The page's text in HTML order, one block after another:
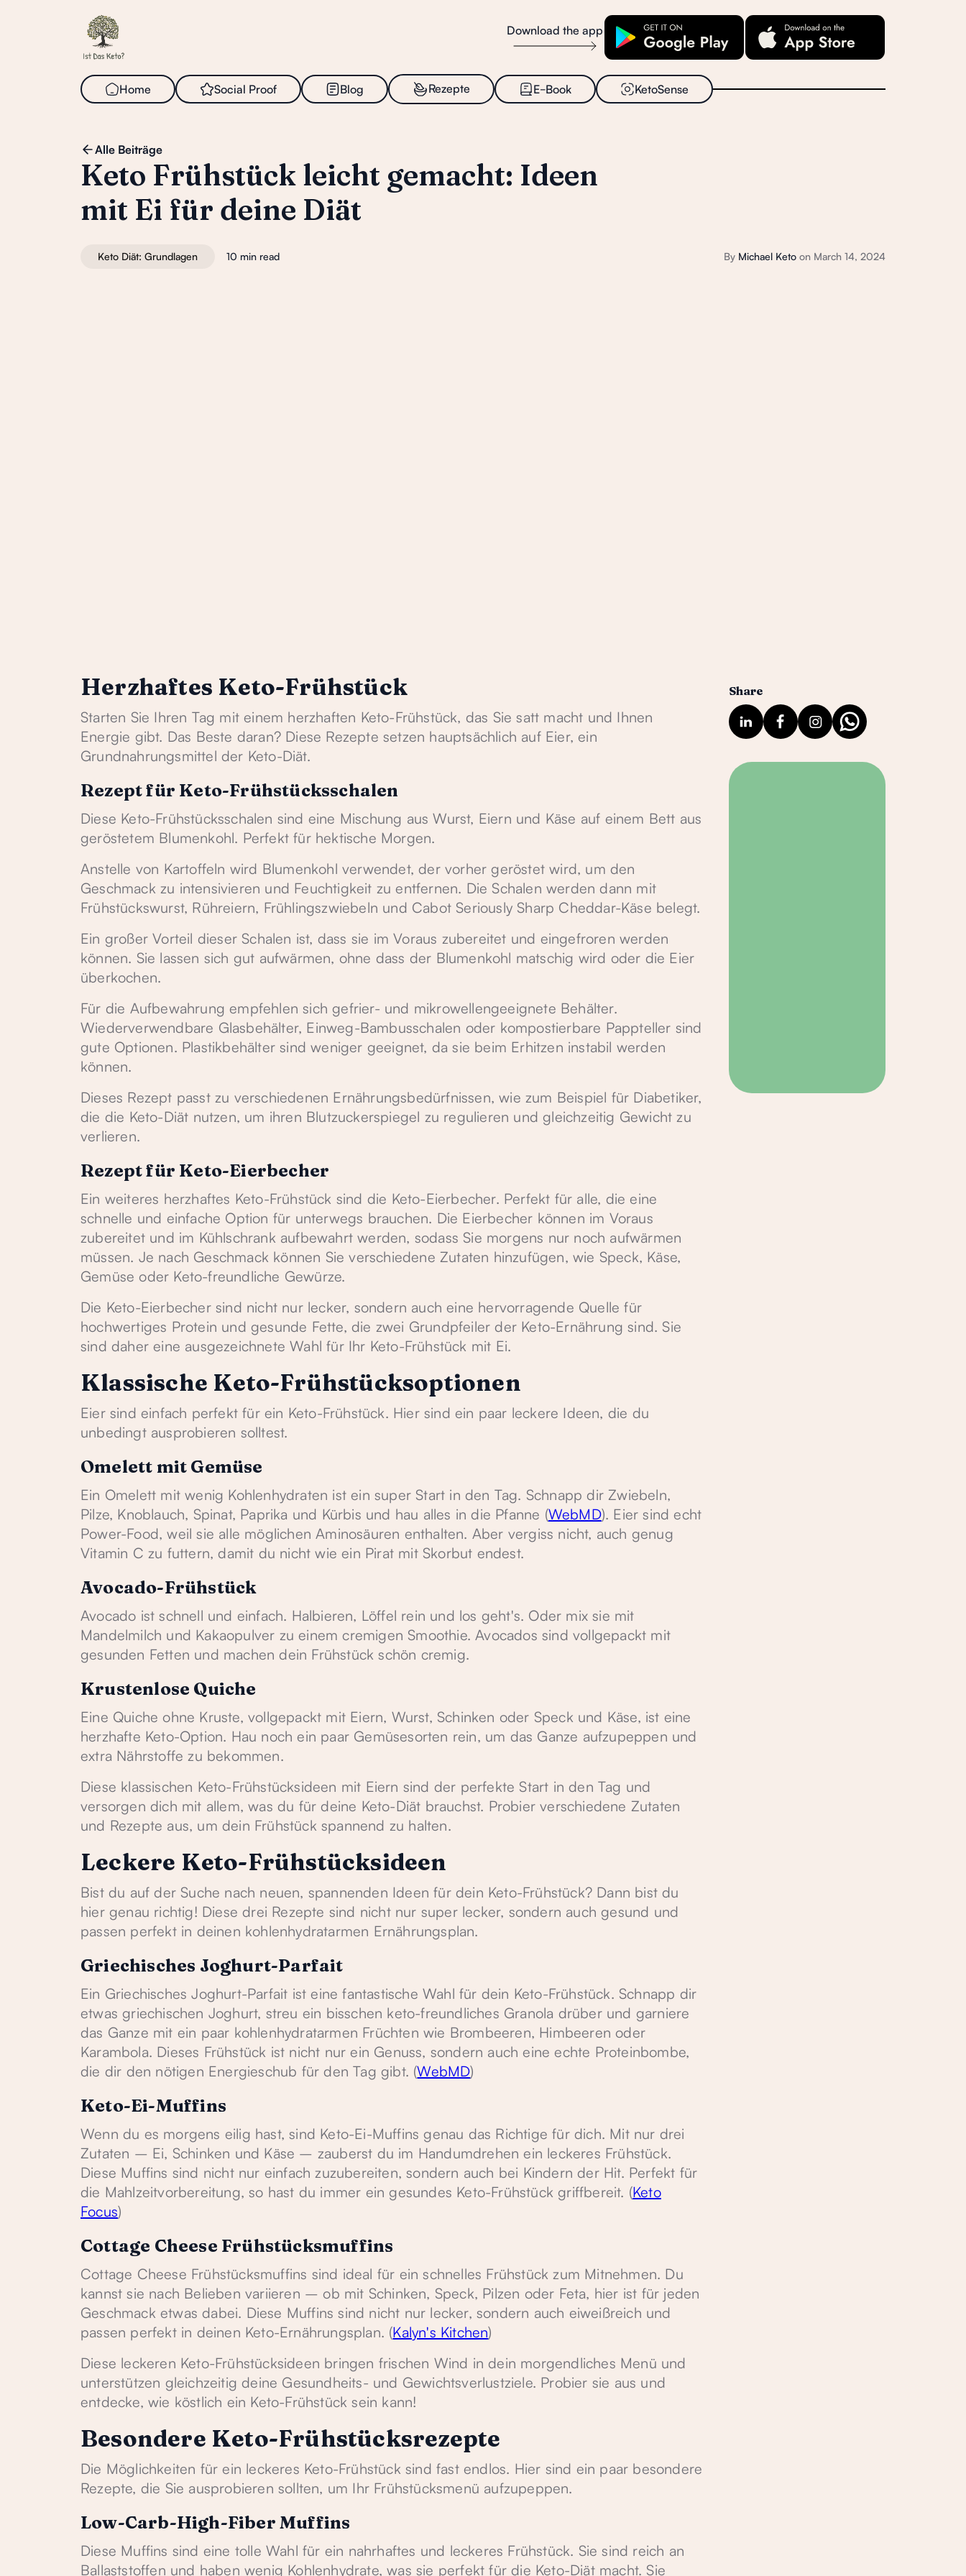
Download the app
Home Social Proof Blog Rezepte E Book KetoSense
Alle Beiträge
Keto Frühstück leicht gemacht: Ideen
mit Ei für deine Diät
Keto Diät: Grundlagen 10 min read By Michael Keto on March 14, 2024
Herzhaftes Keto-Frühstück
Starten Sie Ihren Tag mit einem herzhaften Keto-Frühstück, das Sie satt macht und Ihnen
Energie gibt. Das Beste daran? Diese Rezepte setzen hauptsächlich auf Eier, ein
Grundnahrungsmittel der Keto-Diät.
Rezept für Keto-Frühstücksschalen
Diese Keto-Frühstücksschalen sind eine Mischung aus Wurst, Eiern und Käse auf einem Bett aus
geröstetem Blumenkohl. Perfekt für hektische Morgen.
Anstelle von Kartoffeln wird Blumenkohl verwendet, der vorher geröstet wird, um den
Geschmack zu intensivieren und Feuchtigkeit zu entfernen. Die Schalen werden dann mit
Frühstückswurst, Rühreiern, Frühlingszwiebeln und Cabot Seriously Sharp Cheddar-Käse belegt.
Ein großer Vorteil dieser Schalen ist, dass sie im Voraus zubereitet und eingefroren werden
können. Sie lassen sich gut aufwärmen, ohne dass der Blumenkohl matschig wird oder die Eier
überkochen.
Für die Aufbewahrung empfehlen sich gefrier- und mikrowellengeeignete Behälter.
Wiederverwendbare Glasbehälter, Einweg-Bambusschalen oder kompostierbare Pappteller sind
gute Optionen. Plastikbehälter sind weniger geeignet, da sie beim Erhitzen instabil werden
können.
Dieses Rezept passt zu verschiedenen Ernährungsbedürfnissen, wie zum Beispiel für Diabetiker,
die die Keto-Diät nutzen, um ihren Blutzuckerspiegel zu regulieren und gleichzeitig Gewicht zu
verlieren.
Rezept für Keto-Eierbecher
Ein weiteres herzhaftes Keto-Frühstück sind die Keto-Eierbecher. Perfekt für alle, die eine
schnelle und einfache Option für unterwegs brauchen. Die Eierbecher können im Voraus
zubereitet und im Kühlschrank aufbewahrt werden, sodass Sie morgens nur noch aufwärmen
müssen. Je nach Geschmack können Sie verschiedene Zutaten hinzufügen, wie Speck, Käse,
Gemüse oder Keto-freundliche Gewürze.
Die Keto-Eierbecher sind nicht nur lecker, sondern auch eine hervorragende Quelle für
hochwertiges Protein und gesunde Fette, die zwei Grundpfeiler der Keto-Ernährung sind. Sie
sind daher eine ausgezeichnete Wahl für Ihr Keto-Frühstück mit Ei.
Klassische Keto-Frühstücksoptionen
Eier sind einfach perfekt für ein Keto-Frühstück. Hier sind ein paar leckere Ideen, die du
unbedingt ausprobieren solltest.
Omelett mit Gemüse
Ein Omelett mit wenig Kohlenhydraten ist ein super Start in den Tag. Schnapp dir Zwiebeln,
Pilze, Knoblauch, Spinat, Paprika und Kürbis und hau alles in die Pfanne (WebMD). Eier sind echt
Power-Food, weil sie alle möglichen Aminosäuren enthalten. Aber vergiss nicht, auch genug
Vitamin C zu futtern, damit du nicht wie ein Pirat mit Skorbut endest.
Avocado-Frühstück
Avocado ist schnell und einfach. Halbieren, Löffel rein und los geht's. Oder mix sie mit
Mandelmilch und Kakaopulver zu einem cremigen Smoothie. Avocados sind vollgepackt mit
gesunden Fetten und machen dein Frühstück schön cremig.
Krustenlose Quiche
Eine Quiche ohne Kruste, vollgepackt mit Eiern, Wurst, Schinken oder Speck und Käse, ist eine
herzhafte Keto-Option. Hau noch ein paar Gemüsesorten rein, um das Ganze aufzupeppen und
extra Nährstoffe zu bekommen.
Diese klassischen Keto-Frühstücksideen mit Eiern sind der perfekte Start in den Tag und
versorgen dich mit allem, was du für deine Keto-Diät brauchst. Probier verschiedene Zutaten
und Rezepte aus, um dein Frühstück spannend zu halten.
Leckere Keto-Frühstücksideen
Bist du auf der Suche nach neuen, spannenden Ideen für dein Keto-Frühstück? Dann bist du
hier genau richtig! Diese drei Rezepte sind nicht nur super lecker, sondern auch gesund und
passen perfekt in deinen kohlenhydratarmen Ernährungsplan.
Griechisches Joghurt-Parfait
Ein Griechisches Joghurt-Parfait ist eine fantastische Wahl für dein Keto-Frühstück. Schnapp dir
etwas griechischen Joghurt, streu ein bisschen keto-freundliches Granola drüber und garniere
das Ganze mit ein paar kohlenhydratarmen Früchten wie Brombeeren, Himbeeren oder
Karambola. Dieses Frühstück ist nicht nur ein Genuss, sondern auch eine echte Proteinbombe,
die dir den nötigen Energieschub für den Tag gibt. (WebMD)
Keto-Ei-Muffins
Wenn du es morgens eilig hast, sind Keto-Ei-Muffins genau das Richtige für dich. Mit nur drei
Zutaten – Ei, Schinken und Käse – zauberst du im Handumdrehen ein leckeres Frühstück.
Diese Muffins sind nicht nur einfach zuzubereiten, sondern auch bei Kindern der Hit. Perfekt für
die Mahlzeitvorbereitung, so hast du immer ein gesundes Keto-Frühstück griffbereit. (Keto
Focus)
Cottage Cheese Frühstücksmuffins
Cottage Cheese Frühstücksmuffins sind ideal für ein schnelles Frühstück zum Mitnehmen. Du
kannst sie nach Belieben variieren – ob mit Schinken, Speck, Pilzen oder Feta, hier ist für jeden
Geschmack etwas dabei. Diese Muffins sind nicht nur lecker, sondern auch eiweißreich und
passen perfekt in deinen Keto-Ernährungsplan. (Kalyn's Kitchen)
Diese leckeren Keto-Frühstücksideen bringen frischen Wind in dein morgendliches Menü und
unterstützen gleichzeitig deine Gesundheits- und Gewichtsverlustziele. Probier sie aus und
entdecke, wie köstlich ein Keto-Frühstück sein kann!
Besondere Keto-Frühstücksrezepte
Die Möglichkeiten für ein leckeres Keto-Frühstück sind fast endlos. Hier sind ein paar besondere
Rezepte, die Sie ausprobieren sollten, um Ihr Frühstücksmenü aufzupeppen.
Low-Carb-High-Fiber Muffins
Diese Muffins sind eine tolle Wahl für ein nahrhaftes und leckeres Frühstück. Sie sind reich an
Ballaststoffen und haben wenig Kohlenhydrate, was sie perfekt für die Keto-Diät macht. Sie
Share